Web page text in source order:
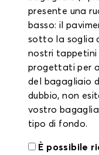
presente una
basso: il
sotto la soglia
nostri tappetini
progettati per
del bagagliaio
dubbio, non
vostro
tipo di fondo.
È possibile